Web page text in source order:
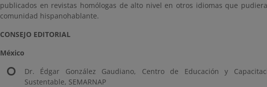
publicados en revistas homólogas de alto nivel en otros idiomas que
comunidad hispanohablante.
CONSEJO EDITORIAL
México
Dr. Édgar González Gaudiano, Centro de Educación y
Sustentable, SEMARNAP